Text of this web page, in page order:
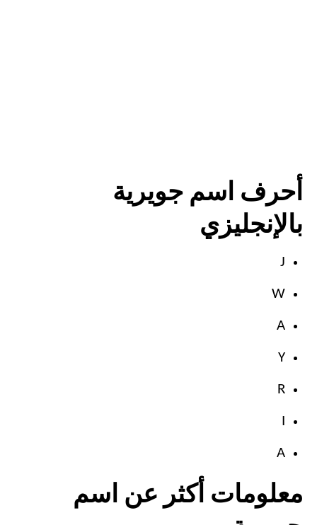
أحرف اسم جويرية
بالإنجليزي
J
W
A
Y
R
I
A
معلومات أكثر عن اسم